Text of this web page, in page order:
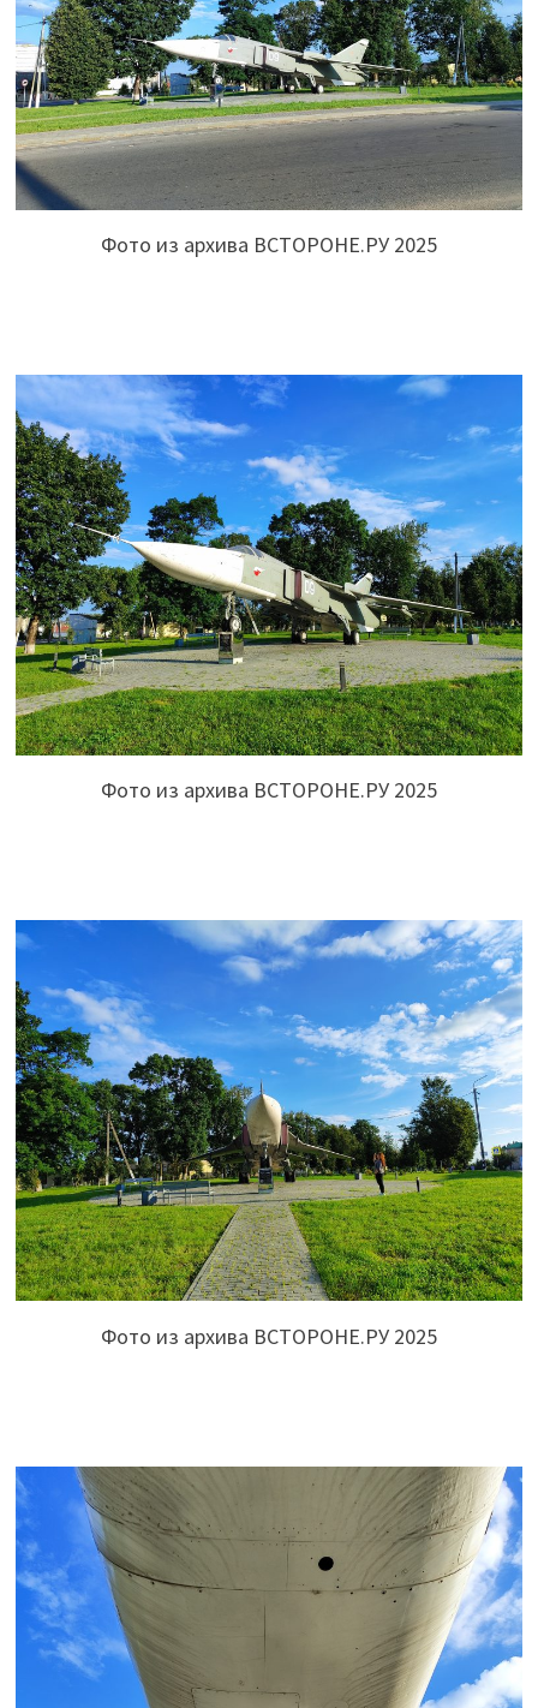
Фото из архива ВСТОРОНЕ.РУ 2025
Фото из архива ВСТОРОНЕ.РУ 2025
Фото из архива ВСТОРОНЕ.РУ 2025